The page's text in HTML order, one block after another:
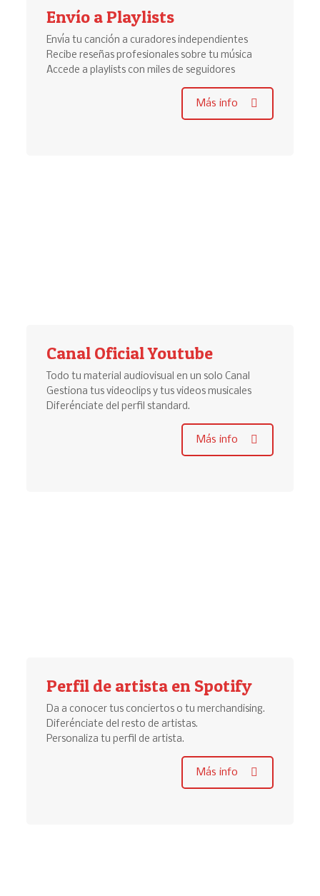
Envío a Playlists
Envía tu canción a curadores independientes
Recibe reseñas profesionales sobre tu música
Accede a playlists con miles de seguidores
Más info
Canal Oficial Youtube
Todo tu material audiovisual en un solo Canal
Gestiona tus videoclips y tus videos musicales
Diferénciate del perfil standard.
Más info
Perfil de artista en Spotify
Da a conocer tus conciertos o tu merchandising.
Diferénciate del resto de artistas.
Personaliza tu perfil de artista.
Más info